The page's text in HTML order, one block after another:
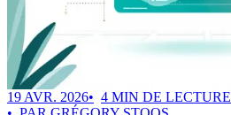
19 AVR. 2026
4 MIN DE LECTURE